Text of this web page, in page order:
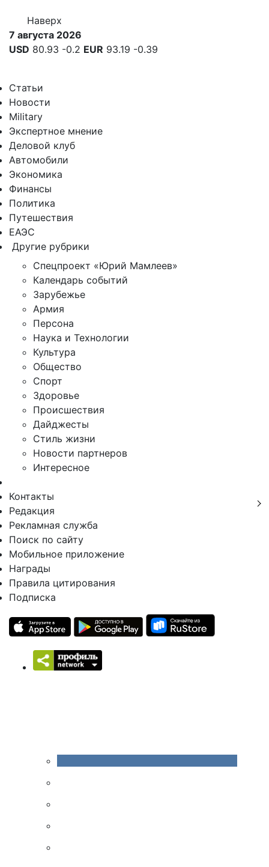
Наверх
7 августа 2026
USD 80.93 -0.2 EUR 93.19 -0.39
Статьи
Новости
Military
Экспертное мнение
Деловой клуб
Автомобили
Экономика
Финансы
Политика
Путешествия
ЕАЭС
Другие рубрики
Спецпроект «Юрий Мамлеев»
Календарь событий
Зарубежье
Армия
Персона
Наука и Технологии
Культура
Общество
Спорт
Здоровье
Происшествия
Дайджесты
Стиль жизни
Новости партнеров
Интересное
Контакты
Редакция
Рекламная служба
Поиск по сайту
Мобильное приложение
Награды
Правила цитирования
Подписка